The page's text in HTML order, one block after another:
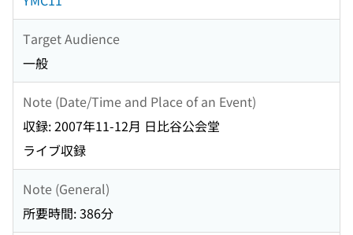
Target Audience
一般
Note (Date/Time and Place of an Event)
収録: 2007年11-12月 日比谷公会堂
ライブ収録
Note (General)
所要時間: 386分